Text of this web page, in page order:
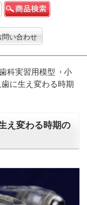
問い合わせ
科実習用模型
小
に生え変わる時期
え変わる時期の